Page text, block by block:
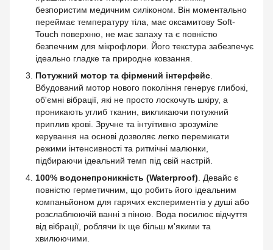
безпористим медичним силіконом. Він моментально
переймає температуру тіла, має оксамитову Soft-
Touch поверхню, не має запаху та є повністю
безпечним для мікрофлори. Його текстура забезпечує
ідеально гладке та природне ковзання.
Потужний мотор та фірмений інтерфейс
Вбудований мотор нового покоління генерує глибокі,
об'ємні вібрації, які не просто лоскочуть шкіру, а
проникають углиб тканин, викликаючи потужний
приплив крові. Зручне та інтуїтивно зрозуміле
керування на основі дозволяє легко перемикати
режими інтенсивності та ритмічні малюнки,
підбираючи ідеальний темп під свій настрій.
100% водонепроникність (Waterproof). Девайс є
повністю герметичним, що робить його ідеальним
компаньйоном для гарячих експериментів у душі або
розслаблюючій ванні з піною. Вода посилює відчуття
від вібрації, роблячи їх ще більш м'якими та
хвилюючими.